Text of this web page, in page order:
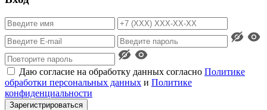
Даю согласие на обработку данных согласно Политике
обработки персональных данных и Политике
конфиденциальности
Зарегистрироваться